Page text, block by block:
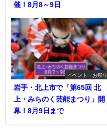
催！8月8～9日
イベント・お祭り
岩手・北上市で「第65回 北
上・みちのく芸能まつり」開
幕！8月9日まで